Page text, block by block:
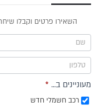
השאירו פרטים וקבלו
מעוניינים ב... *
רכב חשמלי חדש